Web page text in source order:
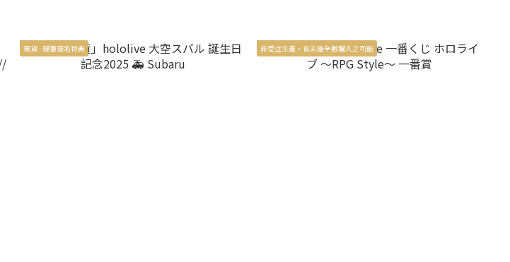
現貨 - 親筆簽名特典 非受注生產，有未能全數購入之可能